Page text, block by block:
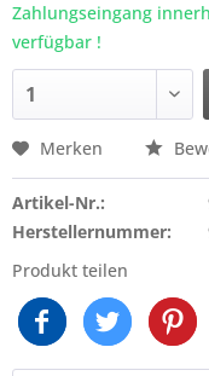
Zahlungseingang
verfügbar !
Merken
Artikel-Nr.:
Herstellernummer:
Produkt teilen